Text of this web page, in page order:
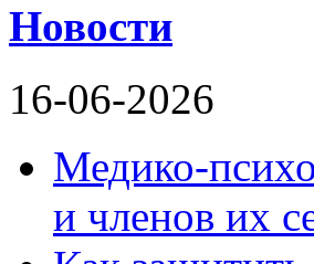
Новости
16-06-2026
Медико-
и членов их